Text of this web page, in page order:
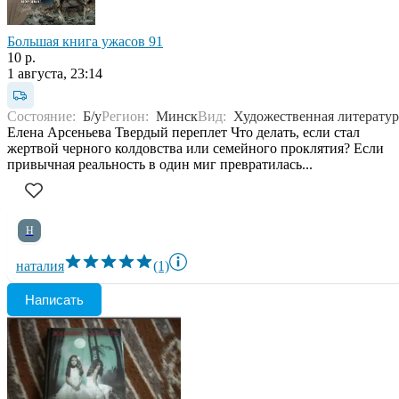
Большая книга ужасов 91
10 р.
1 августа, 23:14
Состояние: Б/уРегион: МинскВид: Художественная
Елена Арсеньева Твердый переплет Что делать, если стал
жертвой черного колдовства или семейного проклятия? Если
привычная реальность в один миг превратилась...
Н
наталия (1)
Написать